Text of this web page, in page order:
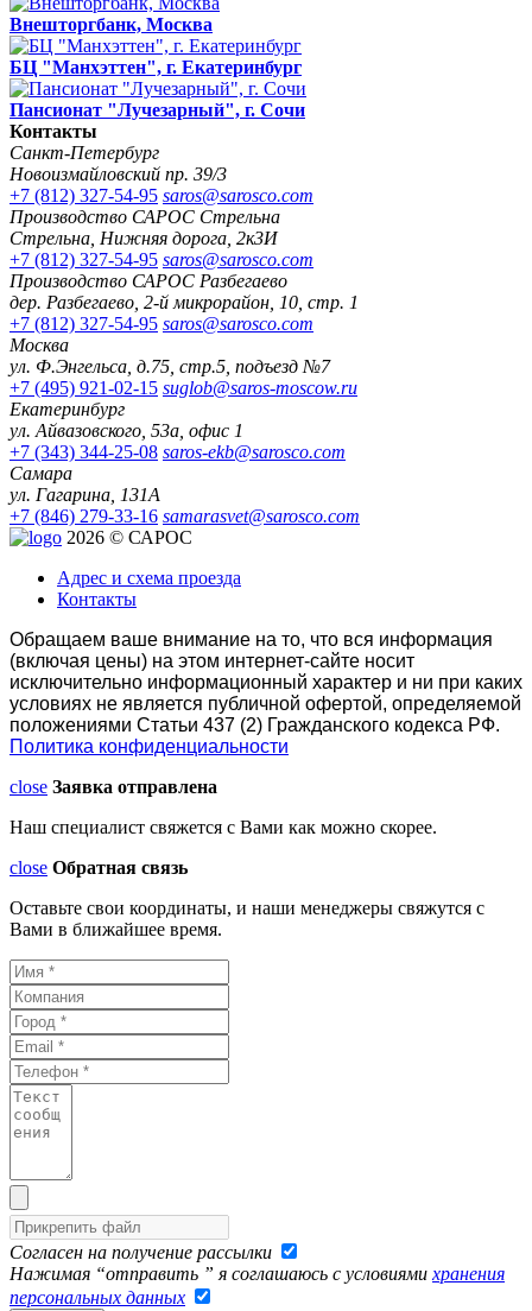
Внешторгбанк, Москва
БЦ "Манхэттен", г. Екатеринбург
Пансионат "Лучезарный", г. Сочи
Контакты
Санкт-Петербург
Новоизмайловский пр. 39/3
+7 (812) 327-54-95 saros@sarosco.com
Производство САРОС Стрельна
Стрельна, Нижняя дорога, 2к3И
+7 (812) 327-54-95 saros@sarosco.com
Производство САРОС Разбегаево
дер. Разбегаево, 2-й микрорайон, 10, стр. 1
+7 (812) 327-54-95 saros@sarosco.com
Москва
ул. Ф.Энгельса, д.75, стр.5, подъезд №7
+7 (495) 921-02-15 suglob@saros-moscow.ru
Екатеринбург
ул. Айвазовского, 53а, офис 1
+7 (343) 344-25-08 saros-ekb@sarosco.com
Самара
ул. Гагарина, 131А
+7 (846) 279-33-16 samarasvet@sarosco.com
2026 © САРОС
Адрес и схема проезда
Контакты
Обращаем ваше внимание на то, что вся информация
(включая цены) на этом интернет-сайте носит
исключительно информационный характер и ни при каких
условиях не является публичной офертой, определяемой
положениями Статьи 437 (2) Гражданского кодекса РФ.
Политика конфиденциальности
close Заявка отправлена
Наш специалист свяжется с Вами как можно скорее.
close Обратная связь
Оставьте свои координаты, и наши менеджеры свяжутся с
Вами в ближайшее время.
Согласен на получение рассылки
Нажимая “отправить ” я соглашаюсь с условиями хранения
персональных данных